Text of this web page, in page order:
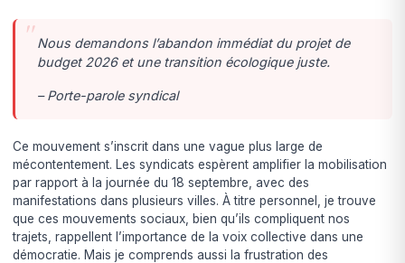
Nous demandons l’abandon immédiat du projet de
budget 2026 et une transition écologique juste.
– Porte-parole syndical
Ce mouvement s’inscrit dans une vague plus large de
mécontentement. Les syndicats espèrent amplifier la mobilisation
par rapport à la journée du 18 septembre, avec des
manifestations dans plusieurs villes. À titre personnel, je trouve
que ces mouvements sociaux, bien qu’ils compliquent nos
trajets, rappellent l’importance de la voix collective dans une
démocratie. Mais je comprends aussi la frustration des